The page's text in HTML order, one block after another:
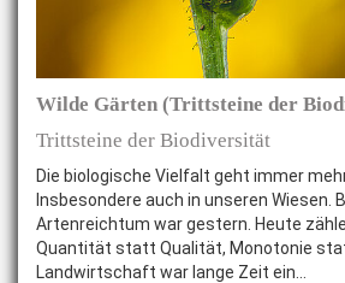
Wilde Gärten (Trittsteine der
Trittsteine der Biodiversität
Die biologische Vielfalt geht immer
Insbesondere auch in unseren Wiesen.
Artenreichtum war gestern. Heute
Quantität statt Qualität, Monotonie
Landwirtschaft war lange Zeit ein…